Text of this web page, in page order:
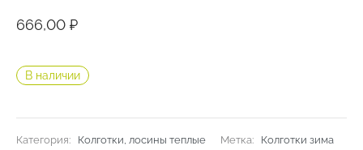
666,00 ₽
В наличии
Категория: Колготки, лосины теплые Метка: Колготки зима